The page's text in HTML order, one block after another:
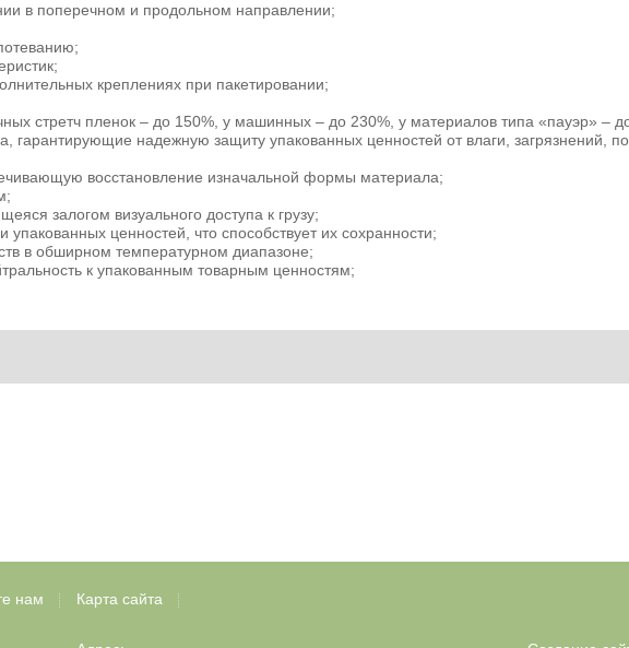
в поперечном и продольном направлении;
креплениях при пакетировании;
стретч пленок – до 150%, у машинных – до 230%, у материалов типа «пауэр» –
гарантирующие надежную защиту упакованных ценностей от влаги, загрязнений,
восстановление изначальной формы материала;
залогом визуального доступа к грузу;
ценностей, что способствует их сохранности;
в обширном температурном диапазоне;
к упакованным товарным ценностям;
нам Карта сайта